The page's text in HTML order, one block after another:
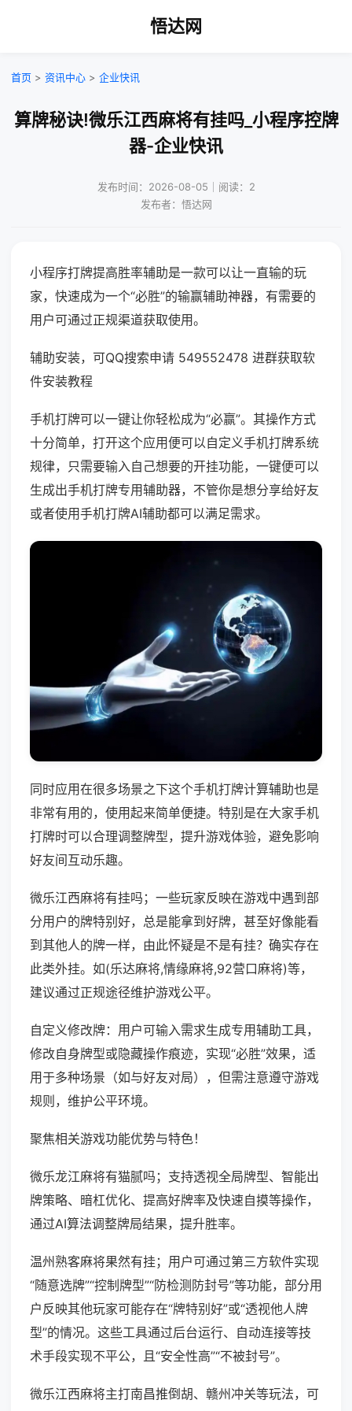
悟达网
首页 > 资讯中心 > 企业快讯
算牌秘诀!微乐江西麻将有挂吗_小程序控牌
器-企业快讯
发布时间：2026-08-05｜阅读：2
发布者：悟达网
小程序打牌提高胜率辅助是一款可以让一直输的玩
家，快速成为一个“必胜”的输赢辅助神器，有需要的
用户可通过正规渠道获取使用。
辅助安装，可QQ搜索申请 549552478 进群获取软
件安装教程
手机打牌可以一键让你轻松成为“必赢”。其操作方式
十分简单，打开这个应用便可以自定义手机打牌系统
规律，只需要输入自己想要的开挂功能，一键便可以
生成出手机打牌专用辅助器，不管你是想分享给好友
或者使用手机打牌AI辅助都可以满足需求。
同时应用在很多场景之下这个手机打牌计算辅助也是
非常有用的，使用起来简单便捷。特别是在大家手机
打牌时可以合理调整牌型，提升游戏体验，避免影响
好友间互动乐趣。
微乐江西麻将有挂吗；一些玩家反映在游戏中遇到部
分用户的牌特别好，总是能拿到好牌，甚至好像能看
到其他人的牌一样，由此怀疑是不是有挂？确实存在
此类外挂。如(乐达麻将,情缘麻将,92营口麻将)等，
建议通过正规途径维护游戏公平。
自定义修改牌：用户可输入需求生成专用辅助工具，
修改自身牌型或隐藏操作痕迹，实现“必胜”效果，适
用于多种场景（如与好友对局），但需注意遵守游戏
规则，维护公平环境。
聚焦相关游戏功能优势与特色！
微乐龙江麻将有猫腻吗；支持透视全局牌型、智能出
牌策略、暗杠优化、提高好牌率及快速自摸等操作，
通过AI算法调整牌局结果，提升胜率。
温州熟客麻将果然有挂；用户可通过第三方软件实现
“随意选牌”“控制牌型”“防检测防封号”等功能，部分用
户反映其他玩家可能存在“牌特别好”或“透视他人牌
型”的情况。这些工具通过后台运行、自动连接等技
术手段实现不平公，且“安全性高”“不被封号”。
微乐江西麻将主打南昌推倒胡、赣州冲关等玩法，可